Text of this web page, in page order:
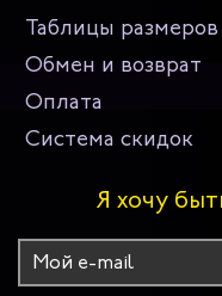
Таблицы размеров
Обмен и возврат
Оплата
Система скидок
Я хочу